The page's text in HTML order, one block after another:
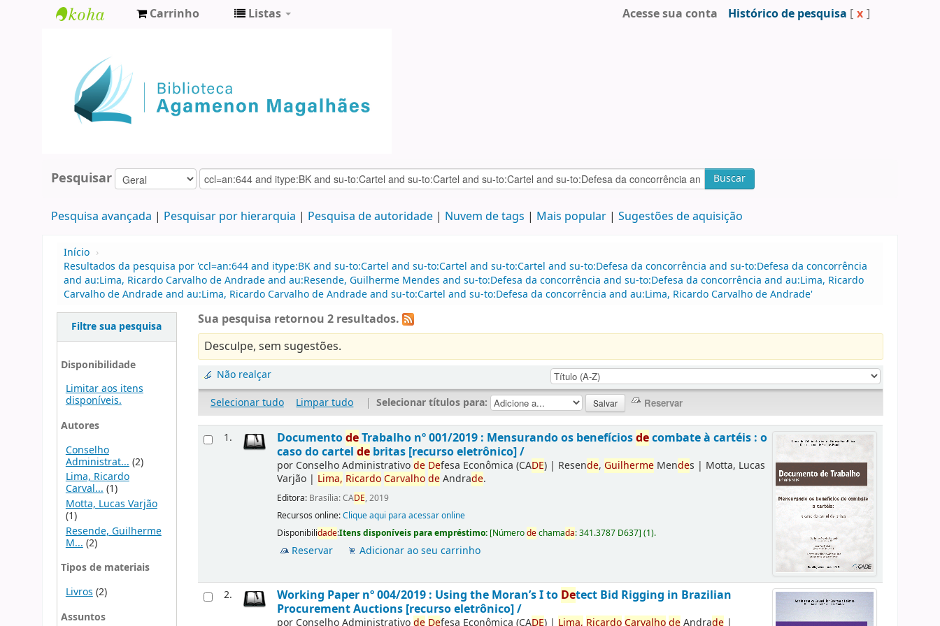
Agamenon
Magalhães
Carrinho Listas Acesse sua conta Histórico de pesquisa [ x ]
Pesquisar Buscar
Pesquisa avançada Pesquisar por hierarquia Pesquisa de autoridade Nuvem de tags Mais popular Sugestões de aquisição
Início ›
Resultados da pesquisa por 'ccl=an:644 and itype:BK and su-to:Cartel and su-to:Cartel and su-to:Cartel and su-to:Defesa da concorrência and su-to:Defesa da concorrência
and au:Lima, Ricardo Carvalho de Andrade and au:Resende, Guilherme Mendes and su-to:Defesa da concorrência and su-to:Defesa da concorrência and au:Lima, Ricardo
Carvalho de Andrade and au:Lima, Ricardo Carvalho de Andrade and su-to:Cartel and su-to:Defesa da concorrência and au:Lima, Ricardo Carvalho de Andrade'
Filtre sua pesquisa
Disponibilidade
Limitar aos itens
disponíveis.
Autores
Conselho
Administrat... (2)
Lima, Ricardo
Carval...(1)
Motta, Lucas Varjão
(1)
Resende, Guilherme
M... (2)
Tipos de materiais
Livros (2)
Assuntos
Sua pesquisa retornou 2 resultados.
Desculpe, sem sugestões.
Não realçar
Selecionar tudo
Limpar tudo | Selecionar títulos para:
1. DocumentodeTrabalho nº 001/2019 : Mensurando os benefíciosdecombate à cartéis : o
caso do cartelde britas [recurso eletrônico] /
por Conselho Administrativode Defesa Econômica (CADE) | Resende,Guilherme Mendes | Motta, Lucas
Varjão | Lima, RicardoCarvalhodeAndrade.
Editora: Brasília: CADE, 2019
Recursos online:Clique aqui para acessar online
Disponibilidade:Itens disponíveis para empréstimo: [Númerodechamada:341.3787 D637](1).
Reservar Adicionar ao seu carrinho
2. Working Paper nº 004/2019 : Using the Moran’s I to Detect Bid Rigging in Brazilian
Procurement Auctions [recurso eletrônico] /